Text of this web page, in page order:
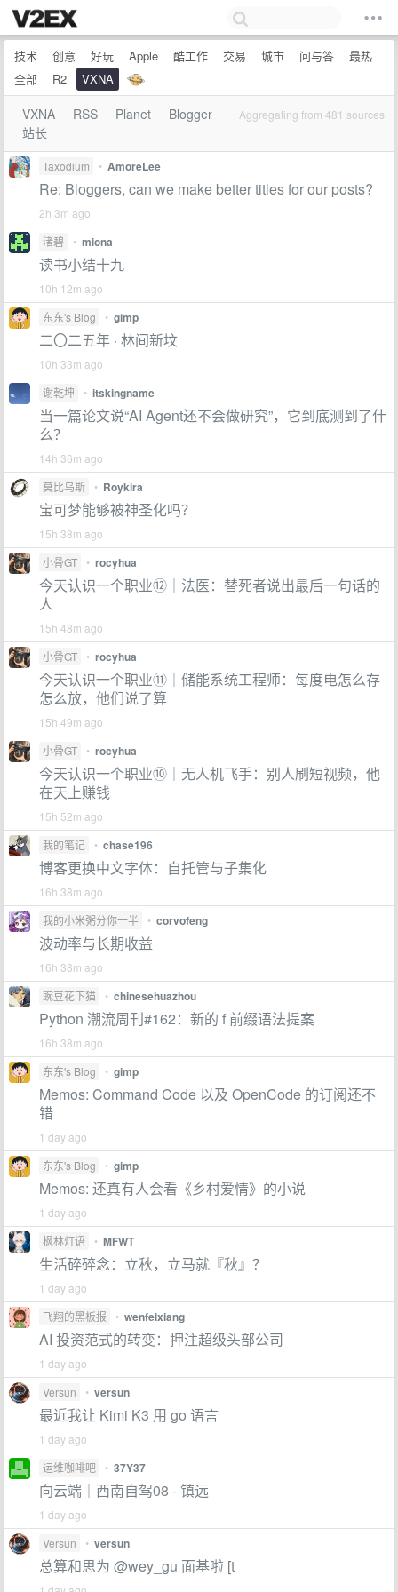
技术 创意 好玩 Apple 酷工作 交易 城市 问与答
最热
全部
R2 VXNA
Aggregating from 481 sources
VXNA RSS Planet
Blogger
站长
Taxodium • AmoreLee
Re: Bloggers, can we make better titles for our posts?
2h 3m ago
渚碧
• miona
读书小结十九
10h 12m ago
东东's Blog
• gimp
二〇二五年 · 林间新坟
10h 33m ago
谢乾坤
• itskingname
当一篇论文说“AI Agent还不会做研究”，它到底测到了什
么？
14h 36m ago
莫比乌斯
• Roykira
宝可梦能够被神圣化吗？
15h 38m ago
小骨GT
• rocyhua
今天认识一个职业⑫｜法医：替死者说出最后一句话的
人
15h 48m ago
小骨GT
• rocyhua
今天认识一个职业⑪｜储能系统工程师：每度电怎么存
怎么放，他们说了算
15h 49m ago
小骨GT
• rocyhua
今天认识一个职业⑩｜无人机飞手：别人刷短视频，他
在天上赚钱
15h 52m ago
我的笔记
• chase196
博客更换中文字体：自托管与子集化
16h 38m ago
我的小米粥分你一半
• corvofeng
波动率与长期收益
16h 38m ago
豌豆花下猫
• chinesehuazhou
Python 潮流周刊#162：新的 f 前缀语法提案
16h 38m ago
东东's Blog
• gimp
Memos: Command Code 以及 OpenCode 的订阅还不
错
1 day ago
东东's Blog
• gimp
Memos: 还真有人会看《乡村爱情》的小说
1 day ago
枫林灯语
• MFWT
生活碎碎念：立秋，立马就『秋』？
1 day ago
飞翔的黑板报
• wenfeixiang
AI 投资范式的转变：押注超级头部公司
1 day ago
Versun
• versun
最近我让 Kimi K3 用 go 语言
1 day ago
运维咖啡吧
• 37Y37
向云端｜西南自驾08 - 镇远
1 day ago
Versun
• versun
总算和思为 @wey_gu 面基啦 [t